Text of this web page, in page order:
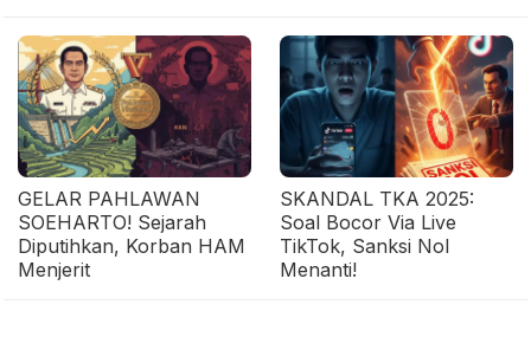
GELAR PAHLAWAN
SOEHARTO! Sejarah
Diputihkan, Korban HAM
Menjerit
SKANDAL TKA 2025:
Soal Bocor Via Live
TikTok, Sanksi Nol
Menanti!